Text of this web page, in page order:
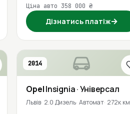
Ціна авто 358 000 ₴
Дізнатись платіж→
2014
OpelInsignia· Універсал
Львів 2.0 Дизель Автомат 272к км